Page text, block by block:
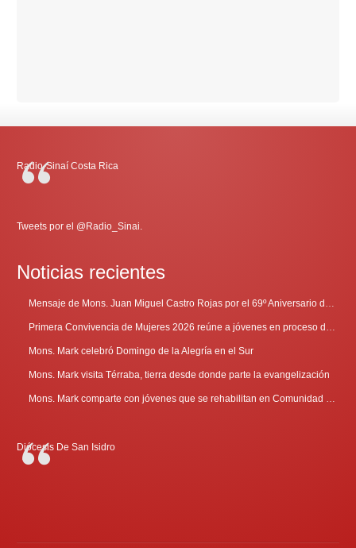
Radio-Sinaí Costa Rica
Tweets por el @Radio_Sinai.
Noticias recientes
Mons. Mark celebró Domingo de la Alegría en el Sur
Mons. Mark visita Térraba, tierra desde donde parte la evangelización
Diócesis De San Isidro